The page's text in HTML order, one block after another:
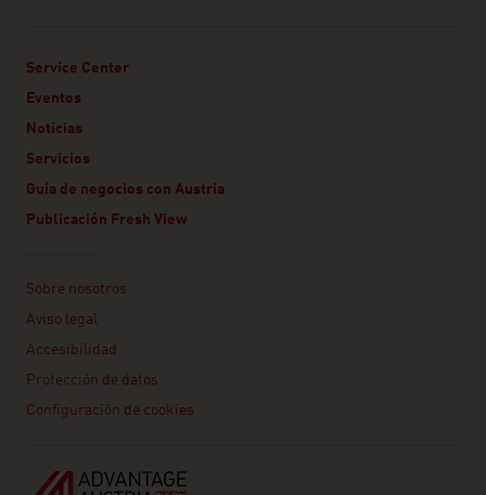
Service Center
Eventos
Noticias
Servicios
Guía de negocios con Austria
Publicación Fresh View
Sobre nosotros
Aviso legal
Accesibilidad
Protección de datos
Configuración de cookies